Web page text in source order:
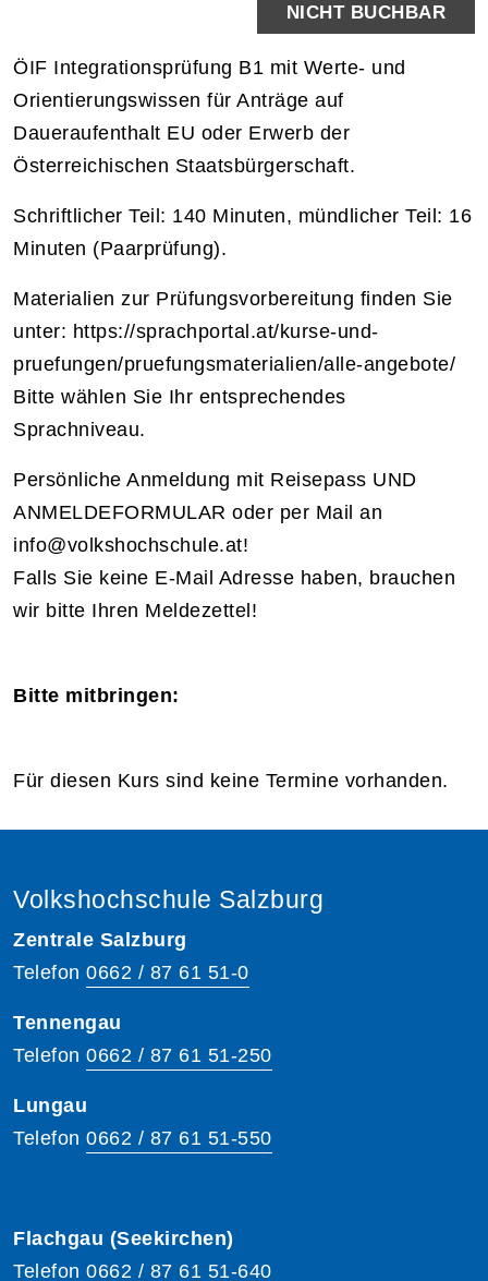
NICHT BUCHBAR
ÖIF Integrationsprüfung B1 mit Werte- und
Orientierungswissen für Anträge auf
Daueraufenthalt EU oder Erwerb der
Österreichischen Staatsbürgerschaft.
Schriftlicher Teil: 140 Minuten, mündlicher Teil: 16
Minuten (Paarprüfung).
Materialien zur Prüfungsvorbereitung finden Sie
unter: https://sprachportal.at/kurse-und-
pruefungen/pruefungsmaterialien/alle-angebote/
Bitte wählen Sie Ihr entsprechendes
Sprachniveau.
Persönliche Anmeldung mit Reisepass UND
ANMELDEFORMULAR oder per Mail an
info@volkshochschule.at!
Falls Sie keine E-Mail Adresse haben, brauchen
wir bitte Ihren Meldezettel!
Bitte mitbringen:
Für diesen Kurs sind keine Termine vorhanden.
Volkshochschule Salzburg
Zentrale Salzburg
Telefon 0662 / 87 61 51-0
Tennengau
Telefon 0662 / 87 61 51-250
Lungau
Telefon 0662 / 87 61 51-550
Flachgau (Seekirchen)
Telefon 0662 / 87 61 51-640